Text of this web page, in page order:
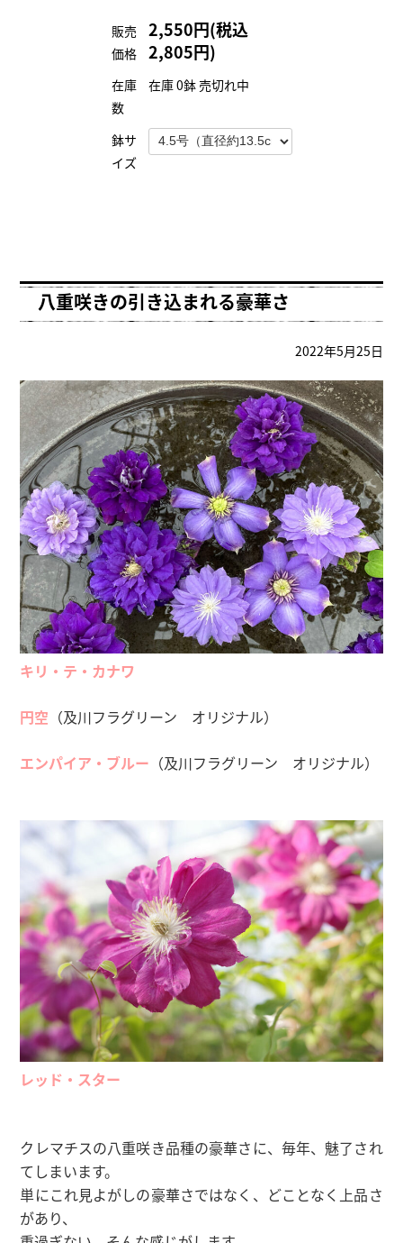
販売
価格
2,550円(税込
2,805円)
在庫
数
在庫 0鉢 売切れ中
鉢サ
イズ
八重咲きの引き込まれる豪華さ
2022年5月25日
キリ・テ・カナワ
円空 （及川フラグリーン オリジナル）
エンパイア・ブルー （及川フラグリーン オリジナル）
レッド・スター
クレマチスの八重咲き品種の豪華さに、毎年、魅了され
てしまいます。
単にこれ見よがしの豪華さではなく、どことなく上品さ
があり、